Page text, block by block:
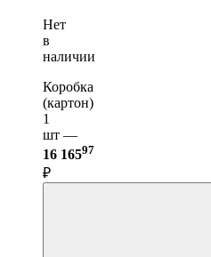
Нет
в
наличии
Коробка
(картон)
1
шт —
16 16597
₽